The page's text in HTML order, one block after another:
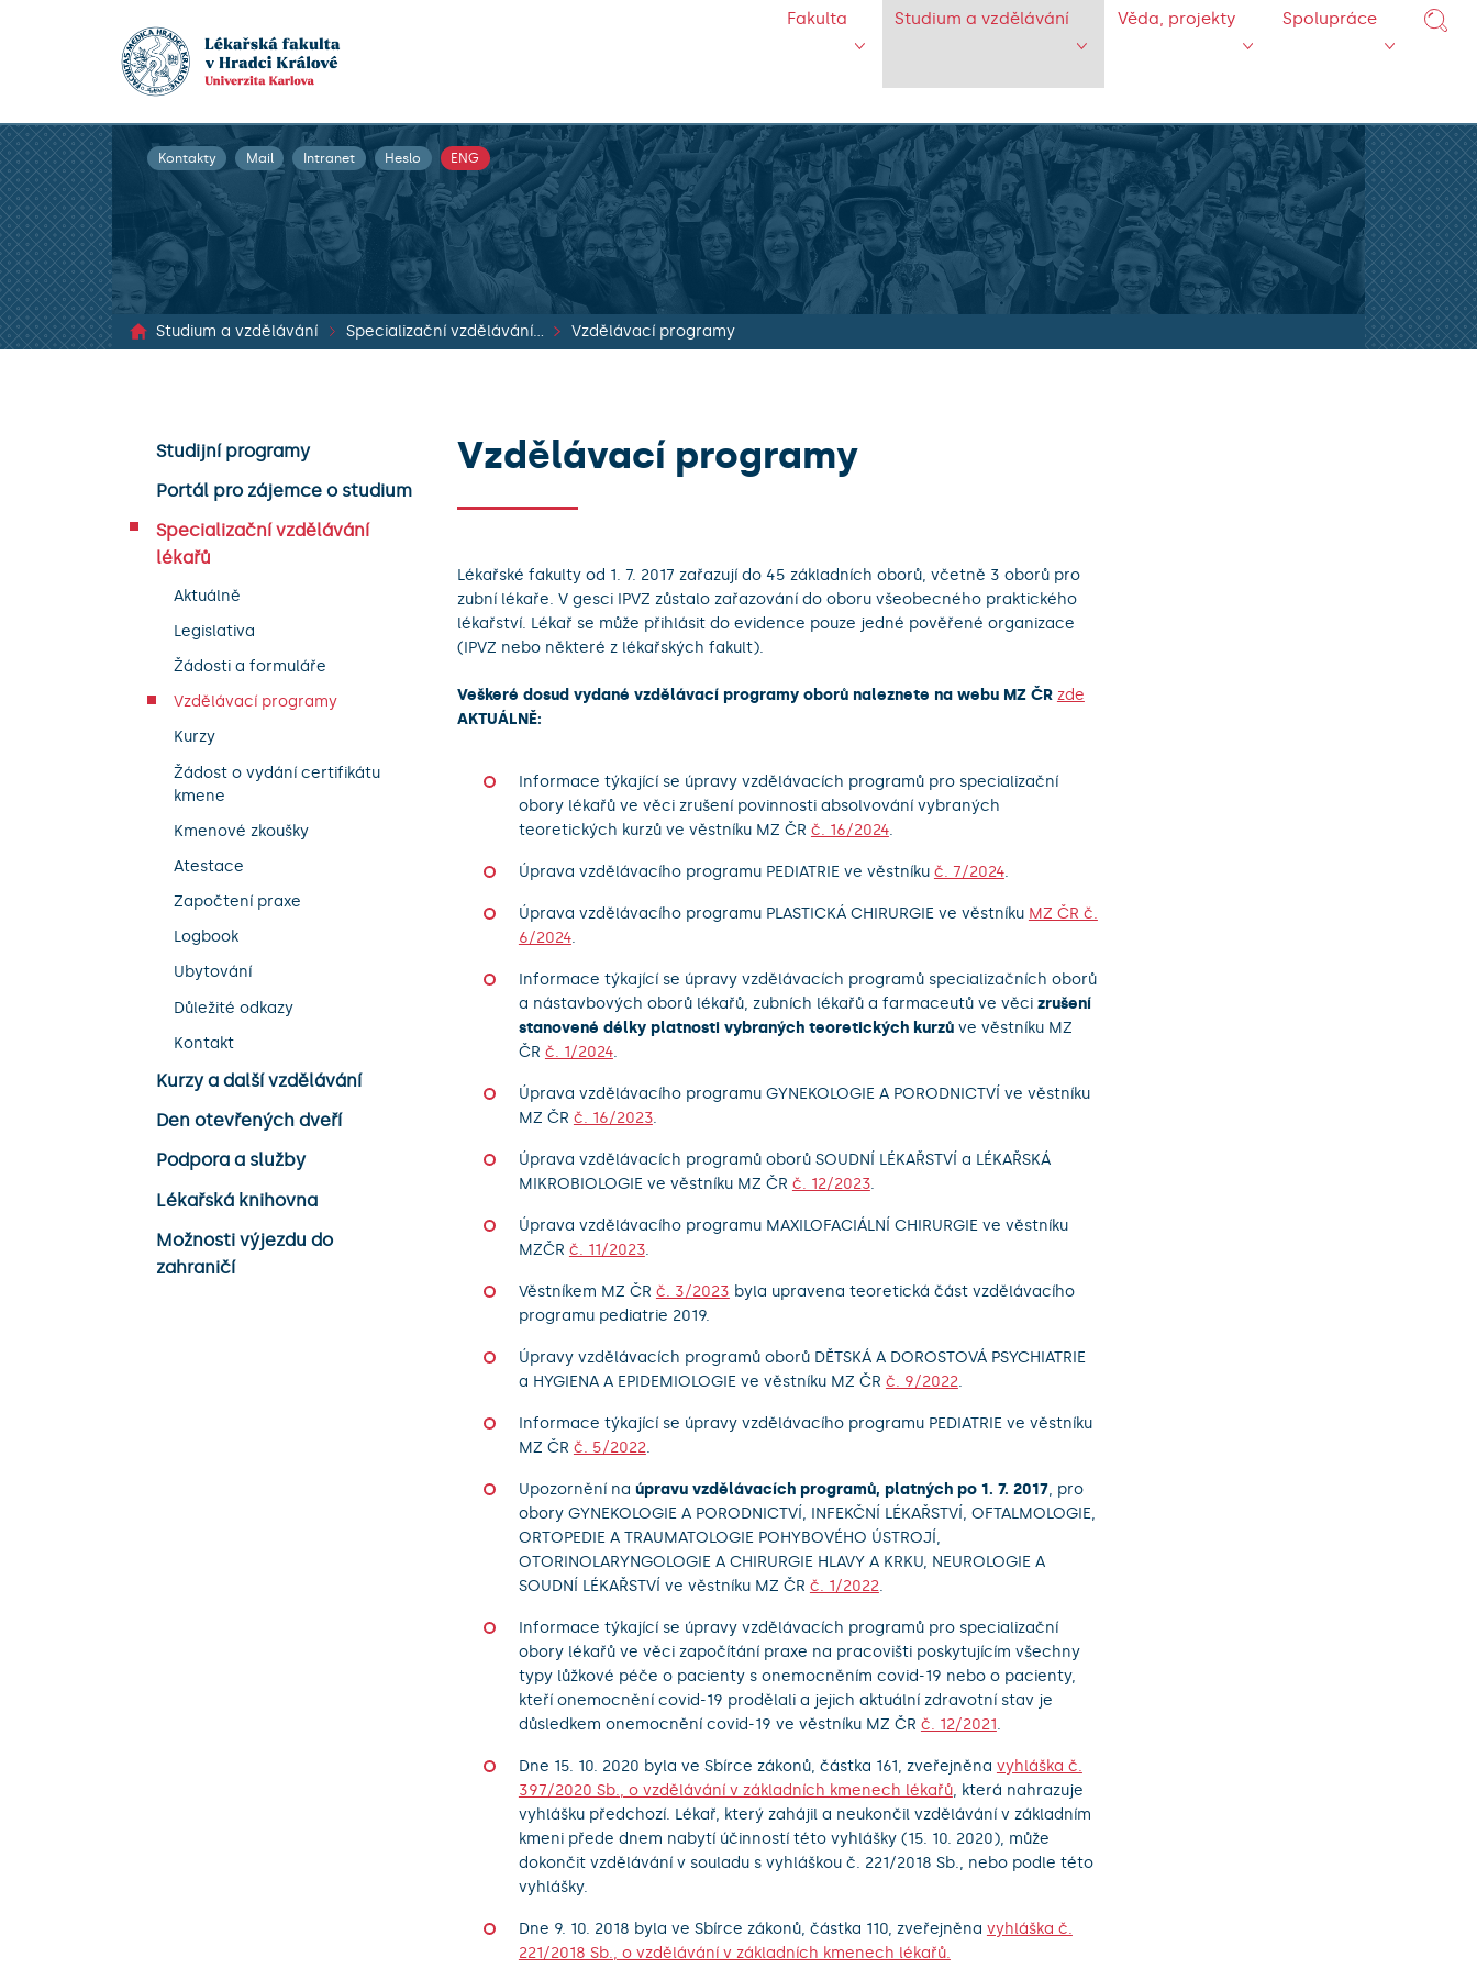
Fakulta Studium a vzdělávání Věda, projekty Spolupráce
Kontakty Mail Intranet Heslo ENG
Studium a vzdělávání Specializační vzdělávání lékařů Vzdělávací programy
Studijní programy
Portál pro zájemce o studium
Specializační vzdělávání
lékařů
Aktuálně
Legislativa
Žádosti a formuláře
Vzdělávací programy
Kurzy
Žádost o vydání certifikátu
kmene
Kmenové zkoušky
Atestace
Započtení praxe
Logbook
Ubytování
Důležité odkazy
Kontakt
Kurzy a další vzdělávání
Den otevřených dveří
Podpora a služby
Lékařská knihovna
Možnosti výjezdu do
zahraničí
Vzdělávací programy
Lékařské fakulty od 1. 7. 2017 zařazují do 45 základních oborů, včetně 3 oborů pro
zubní lékaře. V gesci IPVZ zůstalo zařazování do oboru všeobecného praktického
lékařství. Lékař se může přihlásit do evidence pouze jedné pověřené organizace
(IPVZ nebo některé z lékařských fakult).
Veškeré dosud vydané vzdělávací programy oborů naleznete na webu MZ ČR zde
AKTUÁLNĚ:
Informace týkající se úpravy vzdělávacích programů pro specializační
obory lékařů ve věci zrušení povinnosti absolvování vybraných
teoretických kurzů ve věstníku MZ ČR č. 16/2024.
Úprava vzdělávacího programu PEDIATRIE ve věstníku č. 7/2024.
Úprava vzdělávacího programu PLASTICKÁ CHIRURGIE ve věstníku MZ ČR č.
6/2024.
Informace týkající se úpravy vzdělávacích programů specializačních oborů
a nástavbových oborů lékařů, zubních lékařů a farmaceutů ve věci zrušení
stanovené délky platnosti vybraných teoretických kurzůve věstníku MZ
ČR č. 1/2024.
Úprava vzdělávacího programu GYNEKOLOGIE A PORODNICTVÍ ve věstníku
MZ ČR č. 16/2023.
Úprava vzdělávacích programů oborů SOUDNÍ LÉKAŘSTVÍ a LÉKAŘSKÁ
MIKROBIOLOGIE ve věstníku MZ ČR č. 12/2023.
Úprava vzdělávacího programu MAXILOFACIÁLNÍ CHIRURGIE ve věstníku
MZČR č. 11/2023.
Věstníkem MZ ČR č. 3/2023 byla upravena teoretická část vzdělávacího
programu pediatrie 2019.
Úpravy vzdělávacích programů oborů DĚTSKÁ A DOROSTOVÁ PSYCHIATRIE
a HYGIENA A EPIDEMIOLOGIE ve věstníku MZ ČR č. 9/2022.
Informace týkající se úpravy vzdělávacího programu PEDIATRIE ve věstníku
MZ ČR č. 5/2022.
Upozornění na úpravu vzdělávacích programů, platných po 1. 7. 2017, pro
obory GYNEKOLOGIE A PORODNICTVÍ, INFEKČNÍ LÉKAŘSTVÍ, OFTALMOLOGIE,
ORTOPEDIE A TRAUMATOLOGIE POHYBOVÉHO ÚSTROJÍ,
OTORINOLARYNGOLOGIE A CHIRURGIE HLAVY A KRKU, NEUROLOGIE A
SOUDNÍ LÉKAŘSTVÍ ve věstníku MZ ČR č. 1/2022.
Informace týkající se úpravy vzdělávacích programů pro specializační
obory lékařů ve věci započítání praxe na pracovišti poskytujícím všechny
typy lůžkové péče o pacienty s onemocněním covid-19 nebo o pacienty,
kteří onemocnění covid-19 prodělali a jejich aktuální zdravotní stav je
důsledkem onemocnění covid-19 ve věstníku MZ ČR č. 12/2021.
Dne 15. 10. 2020 byla ve Sbírce zákonů, částka 161, zveřejněna vyhláška č.
397/2020 Sb., o vzdělávání v základních kmenech lékařů, která nahrazuje
vyhlášku předchozí. Lékař, který zahájil a neukončil vzdělávání v základním
kmeni přede dnem nabytí účinností této vyhlášky (15. 10. 2020), může
dokončit vzdělávání v souladu s vyhláškou č. 221/2018 Sb., nebo podle této
vyhlášky.
Dne 9. 10. 2018 byla ve Sbírce zákonů, částka 110, zveřejněna vyhláška č.
221/2018 Sb., o vzdělávání v základních kmenech lékařů.